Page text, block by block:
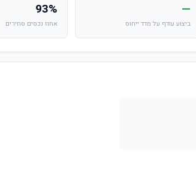
—
ביצוע עודף על מדד ייחוס
93%
אחוז נכסים סחירים